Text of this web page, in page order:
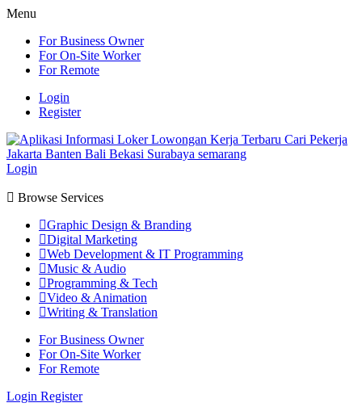
Menu
For Business Owner
For On-Site Worker
For Remote
Login
Register
Login
Browse Services
Graphic Design & Branding
Digital Marketing
Web Development & IT Programming
Music & Audio
Programming & Tech
Video & Animation
Writing & Translation
For Business Owner
For On-Site Worker
For Remote
Login Register